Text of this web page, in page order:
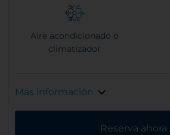
Aire acondicionado o
climatizador
Más información
Reserva ahora